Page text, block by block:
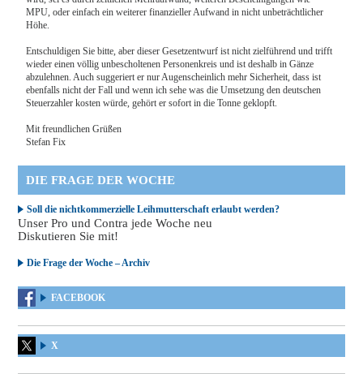
MPU, oder einfach ein weiterer finanzieller Aufwand in nicht unbeträchtlicher
Höhe.
Entschuldigen Sie bitte, aber dieser Gesetzentwurf ist nicht zielführend und trifft
wieder einen völlig unbescholtenen Personenkreis und ist deshalb in Gänze
abzulehnen. Auch suggeriert er nur Augenscheinlich mehr Sicherheit, dass ist
ebenfalls nicht der Fall und wenn ich sehe was die Umsetzung den deutschen
Steuerzahler kosten würde, gehört er sofort in die Tonne geklopft.
Mit freundlichen Grüßen
Stefan Fix
DIE FRAGE DER WOCHE
Soll die nichtkommerzielle Leihmutterschaft erlaubt werden?
Unser Pro und Contra jede Woche neu
Diskutieren Sie mit!
Die Frage der Woche – Archiv
FACEBOOK
X